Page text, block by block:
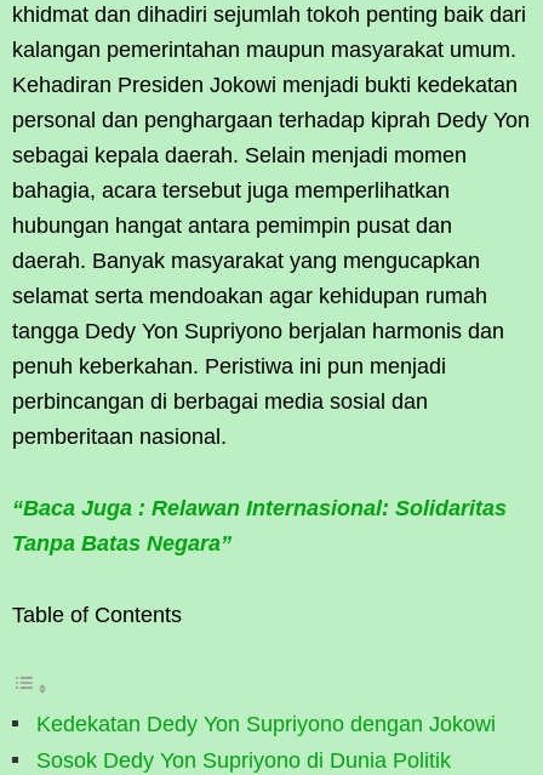
khidmat dan dihadiri sejumlah tokoh penting baik dari
kalangan pemerintahan maupun masyarakat umum.
Kehadiran Presiden Jokowi menjadi bukti kedekatan
personal dan penghargaan terhadap kiprah Dedy Yon
sebagai kepala daerah. Selain menjadi momen
bahagia, acara tersebut juga memperlihatkan
hubungan hangat antara pemimpin pusat dan
daerah. Banyak masyarakat yang mengucapkan
selamat serta mendoakan agar kehidupan rumah
tangga Dedy Yon Supriyono berjalan harmonis dan
penuh keberkahan. Peristiwa ini pun menjadi
perbincangan di berbagai media sosial dan
pemberitaan nasional.
“Baca Juga : Relawan Internasional: Solidaritas
Tanpa Batas Negara”
Table of Contents
Kedekatan Dedy Yon Supriyono dengan Jokowi
Sosok Dedy Yon Supriyono di Dunia Politik